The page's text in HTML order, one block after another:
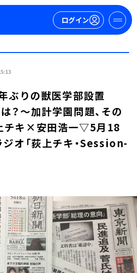
ログイン
年ぶりの獣医学部設置
？～加計学園問題、その
チキ×安田浩一▽5月18
ジオ「荻上チキ・Session-